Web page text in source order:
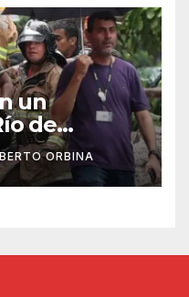
un
de
el piloto,
y la nieta
ORBINA